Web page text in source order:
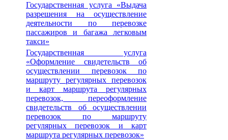
Государственная услуга «Выдача
разрешения на осуществление
деятельности по перевозке
пассажиров и багажа легковым
такси»
Государственная услуга
«Оформление свидетельств об
осуществлении перевозок по
маршруту регулярных перевозок
и карт маршрута регулярных
перевозок, переоформление
свидетельств об осуществлении
перевозок по маршруту
регулярных перевозок и карт
маршрута регулярных перевозок»